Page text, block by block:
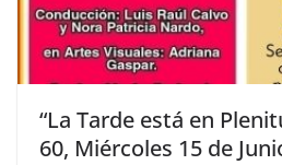
“La Tarde está en
60, Miércoles 15 de